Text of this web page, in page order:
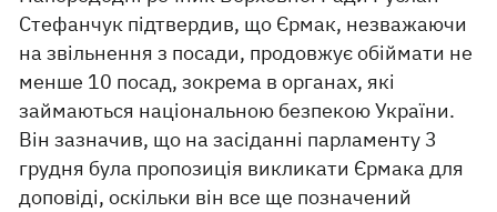
Стефанчук підтвердив, що Єрмак, незважаючи
на звільнення з посади, продовжує обіймати не
менше 10 посад, зокрема в органах, які
займаються національною безпекою України.
Він зазначив, що на засіданні парламенту 3
грудня була пропозиція викликати Єрмака для
доповіді, оскільки він все ще позначений